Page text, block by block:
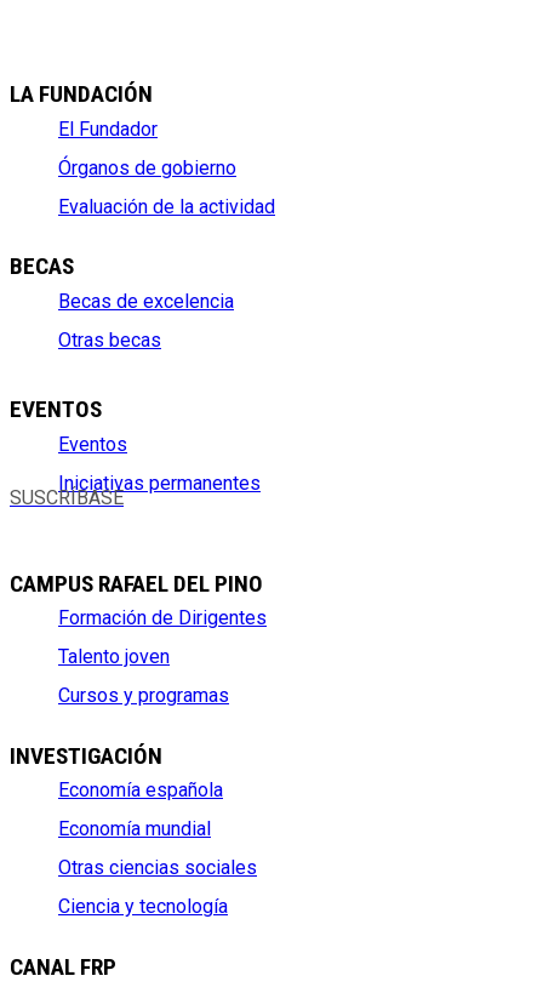
LA FUNDACIÓN
El Fundador
Órganos de gobierno
Evaluación de la actividad
BECAS
Becas de excelencia
Otras becas
EVENTOS
Eventos
Iniciativas permanentes
SUSCRÍBASE
CAMPUS RAFAEL DEL PINO
Formación de Dirigentes
Talento joven
Cursos y programas
INVESTIGACIÓN
Economía española
Economía mundial
Otras ciencias sociales
Ciencia y tecnología
CANAL FRP